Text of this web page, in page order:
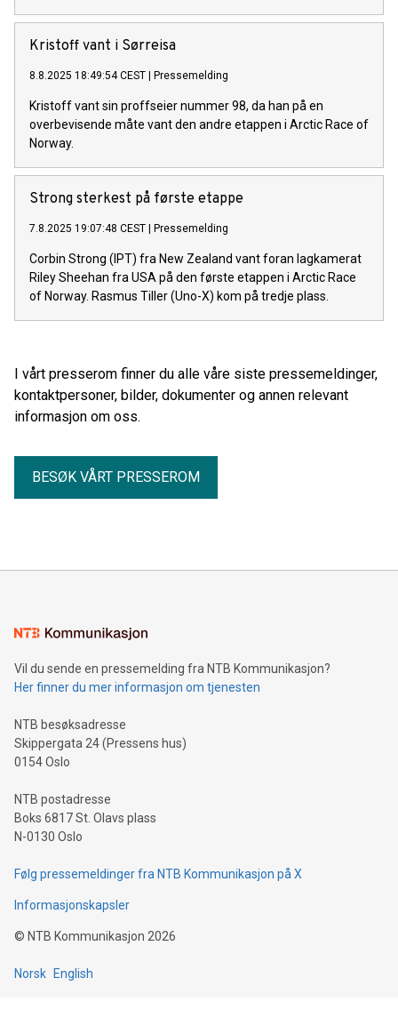
Kristoff vant i Sørreisa
8.8.2025 18:49:54 CEST Pressemelding
Kristoff vant sin proffseier nummer 98, da han på en
overbevisende måte vant den andre etappen i Arctic Race of
Norway.
Strong sterkest på første etappe
7.8.2025 19:07:48 CEST Pressemelding
Corbin Strong (IPT) fra New Zealand vant foran lagkamerat
Riley Sheehan fra USA på den første etappen i Arctic Race
of Norway. Rasmus Tiller (Uno-X) kom på tredje plass.
I vårt presserom finner du alle våre siste pressemeldinger,
kontaktpersoner, bilder, dokumenter og annen relevant
informasjon om oss.
BESØK VÅRT PRESSEROM
Vil du sende en pressemelding fra NTB Kommunikasjon?
Her finner du mer informasjon om tjenesten
NTB besøksadresse
Skippergata 24 (Pressens hus)
0154 Oslo
NTB postadresse
Boks 6817 St. Olavs plass
N-0130 Oslo
Følg pressemeldinger fra NTB Kommunikasjon på X
Informasjonskapsler
© NTB Kommunikasjon 2026
Norsk English